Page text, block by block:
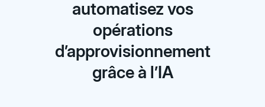
automatisez vos
opérations
d’approvisionnement
grâce à l’IA